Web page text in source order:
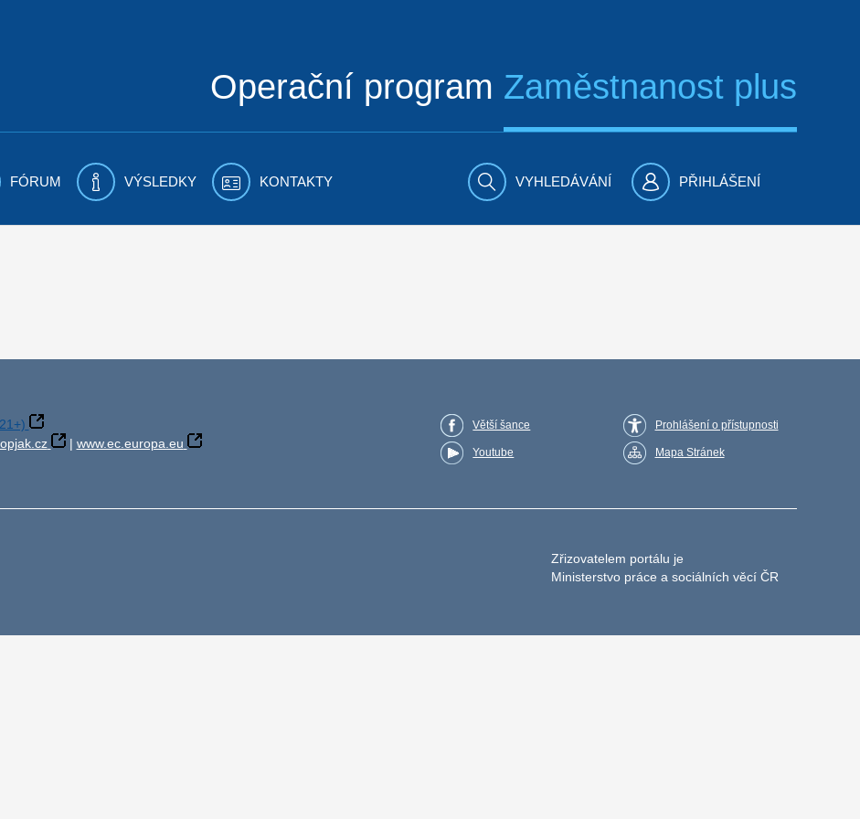
Operační program Zaměstnanost plus
FÓRUM VÝSLEDKY KONTAKTY VYHLEDÁVÁNÍ PŘIHLÁŠENÍ
| www.ec.europa.eu
Větší šance
Youtube
Prohlášení o přístupnosti
Mapa Stránek
Zřizovatelem portálu je
Ministerstvo práce a sociálních věcí ČR